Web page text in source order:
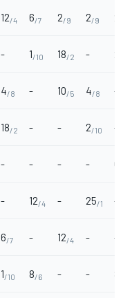
12/4 6/7 2/9 2/9
- 1/10 18/2 -
4/8 - 10/5 4/8 -
18/2 - - 2/10 -
- - - - 6
- 12/4 - 25/1 -
6/7 - 12/4 - -
1/10 8/6 - -